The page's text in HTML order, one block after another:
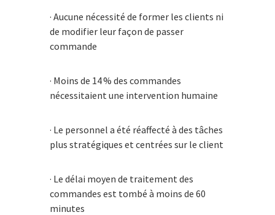
· Aucune nécessité de former les clients ni
de modifier leur façon de passer
commande
· Moins de 14 % des commandes
nécessitaient une intervention humaine
· Le personnel a été réaffecté à des tâches
plus stratégiques et centrées sur le client
· Le délai moyen de traitement des
commandes est tombé à moins de 60
minutes